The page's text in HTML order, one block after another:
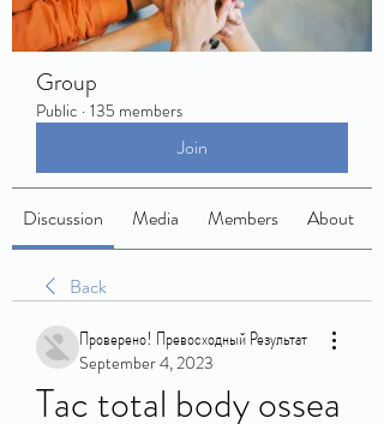
Group
Public · 135 members
Join
Discussion Media Members About
Back
Проверено! Превосходный Результат
September 4, 2023
Tac total body ossea